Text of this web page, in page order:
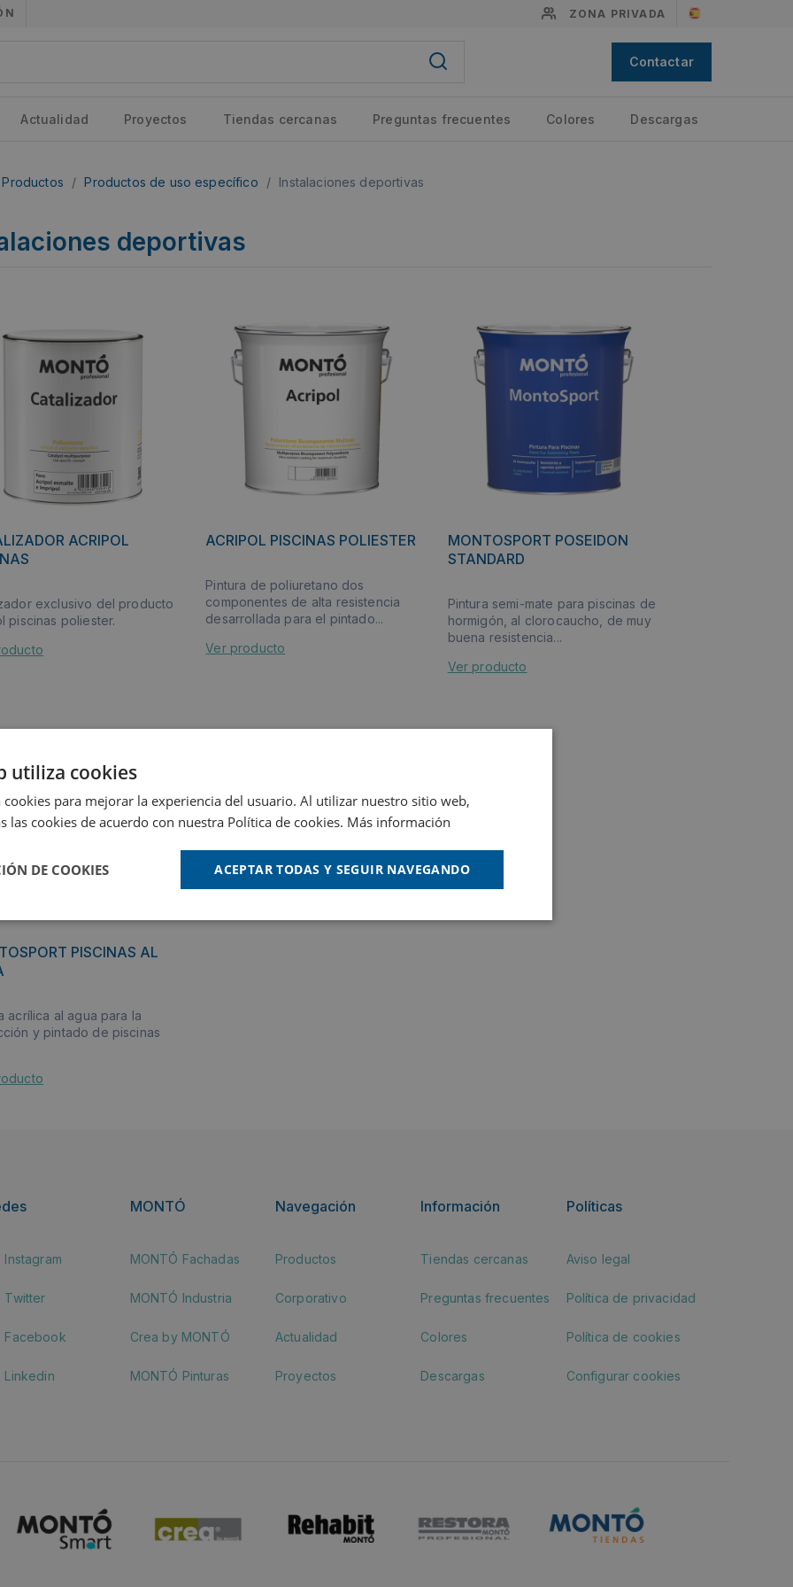
ZONA PRIVADA
Contactar
Actualidad Proyectos Tiendas cercanas Preguntas frecuentes Colores Descargas
Productos / Productos de uso específico / Instalaciones deportivas
deportivas
ACRIPOL
exclusivo del producto
piscinas poliester.
ACRIPOL PISCINAS POLIESTER
Pintura de poliuretano dos
componentes de alta resistencia
desarrollada para el pintado...
Ver producto
MONTOSPORT POSEIDON
STANDARD
Pintura semi-mate para piscinas de
hormigón, al clorocaucho, de muy
buena resistencia...
Ver producto
PISCINAS AL
acrílica al agua para la
y pintado de piscinas
Instagram
Twitter
Facebook
Linkedin
MONTÓ
MONTÓ Fachadas
MONTÓ Industria
Crea by MONTÓ
MONTÓ Pinturas
Navegación
Productos
Corporativo
Actualidad
Proyectos
Información
Tiendas cercanas
Preguntas frecuentes
Colores
Descargas
Políticas
Aviso legal
Política de privacidad
Política de cookies
Configurar cookies
utiliza cookies
cookies para mejorar la experiencia del usuario. Al utilizar nuestro sitio web,
las cookies de acuerdo con nuestra Política de cookies. Más información
ACEPTAR TODAS Y SEGUIR NAVEGANDO
DE COOKIES